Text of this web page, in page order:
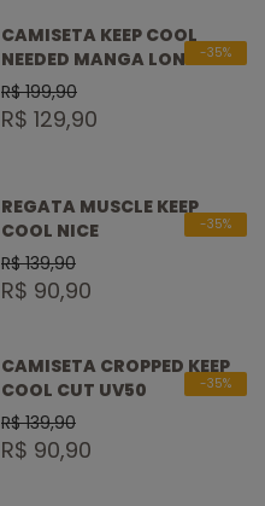
CAMISETA KEEP COOL
NEEDED MANGA LONGA
UV50
R$ 199,90
R$ 129,90
-35%
REGATA MUSCLE KEEP
COOL NICE
R$ 139,90
R$ 90,90
-35%
CAMISETA CROPPED KEEP
COOL CUT UV50
R$ 139,90
R$ 90,90
-35%